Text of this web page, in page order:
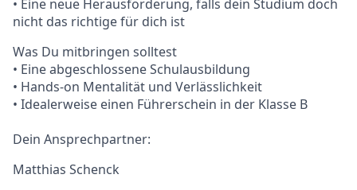
• Eine neue Herausforderung, falls dein Studium doch
nicht das richtige für dich ist
Was Du mitbringen solltest
• Eine abgeschlossene Schulausbildung
• Hands-on Mentalität und Verlässlichkeit
• Idealerweise einen Führerschein in der Klasse B
Dein Ansprechpartner:
Matthias Schenck